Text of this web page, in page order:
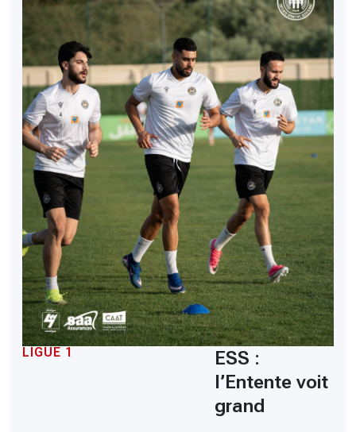
LIGUE 1
ESS :
l’Entente voit
grand